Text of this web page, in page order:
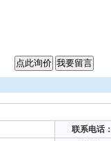
联系电话